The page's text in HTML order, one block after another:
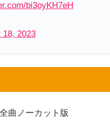
bi3oyKH7eH
18, 2023
曲ノーカット版